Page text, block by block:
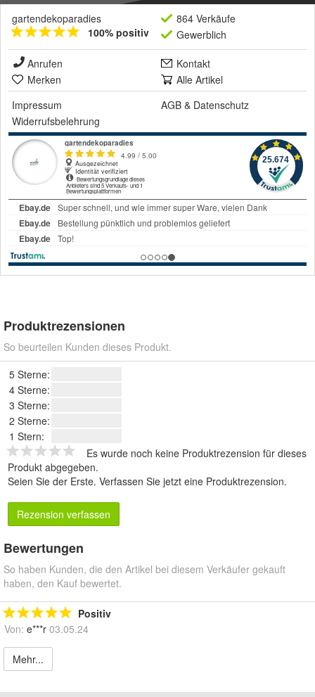
gartendekoparadies
100% positiv
864 Verkäufe
Gewerblich
Anrufen
Kontakt
Merken
Alle Artikel
Impressum
AGB & Datenschutz
Widerrufsbelehrung
Produktrezensionen
So beurteilen Kunden dieses Produkt.
5 Sterne:
4 Sterne:
3 Sterne:
2 Sterne:
1 Stern:
Es wurde noch keine Produktrezension für dieses
Produkt abgegeben.
Seien Sie der Erste. Verfassen Sie jetzt eine Produktrezension.
Rezension verfassen
Bewertungen
So haben Kunden, die den Artikel bei diesem Verkäufer gekauft
haben, den Kauf bewertet.
Positiv
Von: e***r 03.05.24
Mehr...